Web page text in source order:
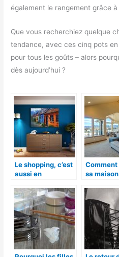
également le rangement grâce
Que vous recherchiez quelque
tendance, avec ces cinq pots
pour tous les goûts – alors
dès aujourd’hui ?
Le shopping, c’est
aussi en
Comment
sa